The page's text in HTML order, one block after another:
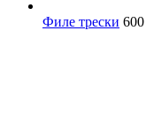
Филе трески 600